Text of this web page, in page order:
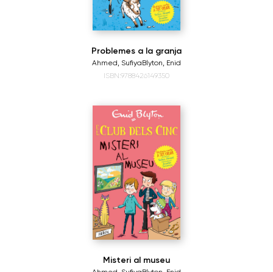
Problemes a la granja
Ahmed, SufiyaBlyton, Enid
ISBN:9788426149350
Misteri al museu